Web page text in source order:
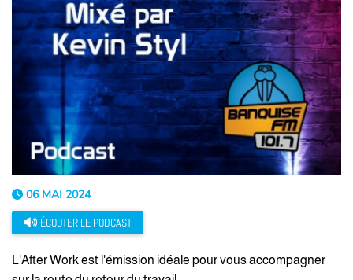
06 MAI 2024
ÉCOUTER LE PODCAST
L'After Work est l'émission idéale pour vous accompagner